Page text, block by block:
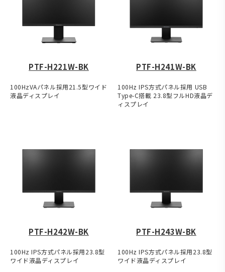
PTF-H221W-BK
100HzVAパネル採用21.5型ワイド
液晶ディスプレイ
PTF-H241W-BK
100Hz IPS方式パネル採用 USB
Type-C搭載 23.8型フルHD液晶デ
ィスプレイ
PTF-H242W-BK
100Hz IPS方式パネル採用23.8型
ワイド液晶ディスプレイ
PTF-H243W-BK
100Hz IPS方式パネル採用23.8型
ワイド液晶ディスプレイ